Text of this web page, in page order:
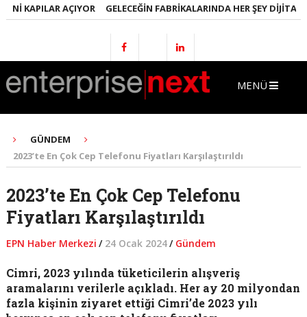
KAPILAR AÇIYOR GELECEĞIN FABRIKALARINDA HER ŞEY DIJITAL
MENÜ
GÜNDEM
2023’te En Çok Cep Telefonu Fiyatları Karşılaştırıldı
2023’te En Çok Cep Telefonu
Fiyatları Karşılaştırıldı
EPN Haber Merkezi / 24 Ocak 2024/ Gündem
Cimri, 2023 yılında tüketicilerin alışveriş
aramalarını verilerle açıkladı. Her ay 20 milyondan
fazla kişinin ziyaret ettiği Cimri’de 2023 yılı